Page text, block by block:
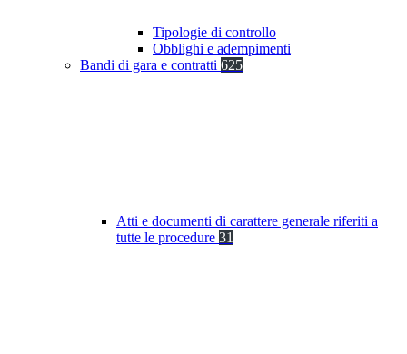
Tipologie di controllo
Obblighi e adempimenti
Bandi di gara e contratti 625
Atti e documenti di carattere generale riferiti a
tutte le procedure 31